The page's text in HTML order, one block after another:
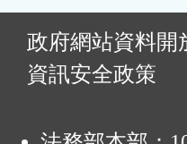
政府網站資料開
資訊安全政策